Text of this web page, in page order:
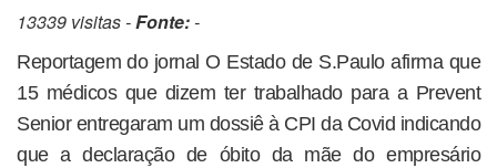
13339 visitas -Fonte:-
Reportagem do jornal O Estado de S.Paulo afirma que
15 médicos que dizem ter trabalhado para a Prevent
Senior entregaram um dossiê à CPI da Covid indicando
que a declaração de óbito da mãe do empresário